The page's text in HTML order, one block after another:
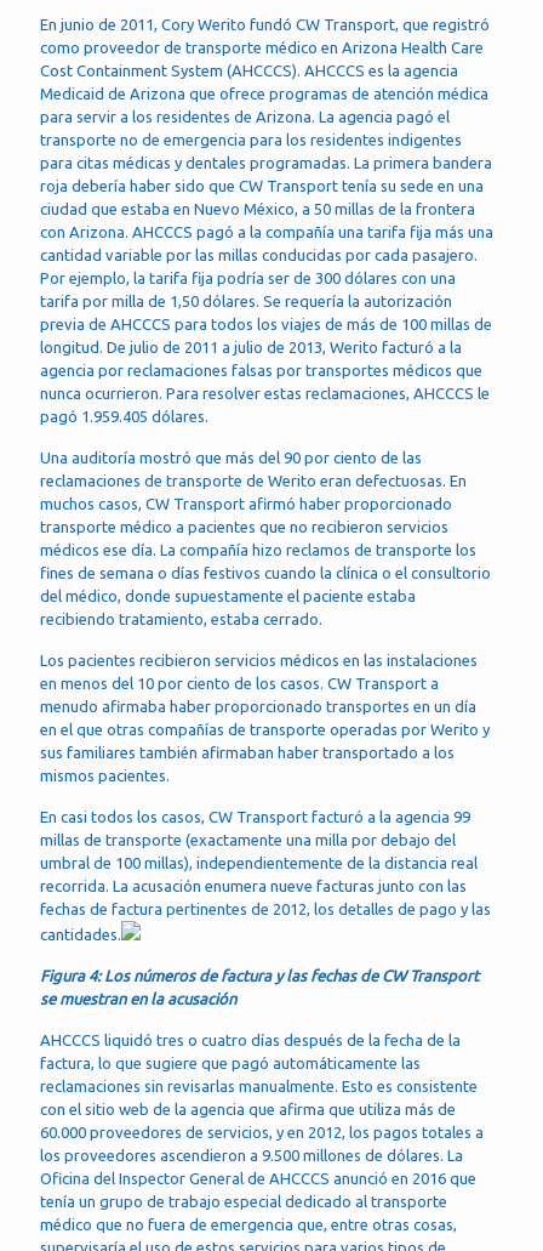
En junio de 2011, Cory Werito fundó CW Transport, que registró
como proveedor de transporte médico en Arizona Health Care
Cost Containment System (AHCCCS). AHCCCS es la agencia
Medicaid de Arizona que ofrece programas de atención médica
para servir a los residentes de Arizona. La agencia pagó el
transporte no de emergencia para los residentes indigentes
para citas médicas y dentales programadas. La primera bandera
roja debería haber sido que CW Transport tenía su sede en una
ciudad que estaba en Nuevo México, a 50 millas de la frontera
con Arizona. AHCCCS pagó a la compañía una tarifa fija más una
cantidad variable por las millas conducidas por cada pasajero.
Por ejemplo, la tarifa fija podría ser de 300 dólares con una
tarifa por milla de 1,50 dólares. Se requería la autorización
previa de AHCCCS para todos los viajes de más de 100 millas de
longitud. De julio de 2011 a julio de 2013, Werito facturó a la
agencia por reclamaciones falsas por transportes médicos que
nunca ocurrieron. Para resolver estas reclamaciones, AHCCCS le
pagó 1.959.405 dólares.
Una auditoría mostró que más del 90 por ciento de las
reclamaciones de transporte de Werito eran defectuosas. En
muchos casos, CW Transport afirmó haber proporcionado
transporte médico a pacientes que no recibieron servicios
médicos ese día. La compañía hizo reclamos de transporte los
fines de semana o días festivos cuando la clínica o el consultorio
del médico, donde supuestamente el paciente estaba
recibiendo tratamiento, estaba cerrado.
Los pacientes recibieron servicios médicos en las instalaciones
en menos del 10 por ciento de los casos. CW Transport a
menudo afirmaba haber proporcionado transportes en un día
en el que otras compañías de transporte operadas por Werito y
sus familiares también afirmaban haber transportado a los
mismos pacientes.
En casi todos los casos, CW Transport facturó a la agencia 99
millas de transporte (exactamente una milla por debajo del
umbral de 100 millas), independientemente de la distancia real
recorrida. La acusación enumera nueve facturas junto con las
fechas de factura pertinentes de 2012, los detalles de pago y las
cantidades.
Figura 4: Los números de factura y las fechas de CW Transport
se muestran en la acusación
AHCCCS liquidó tres o cuatro días después de la fecha de la
factura, lo que sugiere que pagó automáticamente las
reclamaciones sin revisarlas manualmente. Esto es consistente
con el sitio web de la agencia que afirma que utiliza más de
60.000 proveedores de servicios, y en 2012, los pagos totales a
los proveedores ascendieron a 9.500 millones de dólares. La
Oficina del Inspector General de AHCCCS anunció en 2016 que
tenía un grupo de trabajo especial dedicado al transporte
médico que no fuera de emergencia que, entre otras cosas,
supervisaría el uso de estos servicios para varios tipos de